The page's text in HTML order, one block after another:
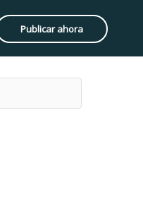
Publicar ahora